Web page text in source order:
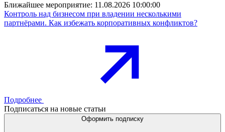
Ближайшее мероприятие: 11.08.2026 10:00:00
Контроль над бизнесом при владении несколькими
партнёрами. Как избежать корпоративных конфликтов?
Подробнее
Подписаться на новые статьи
Оформить подписку